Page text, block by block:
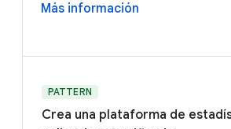
Más información
PATTERN
Crea una plataforma de